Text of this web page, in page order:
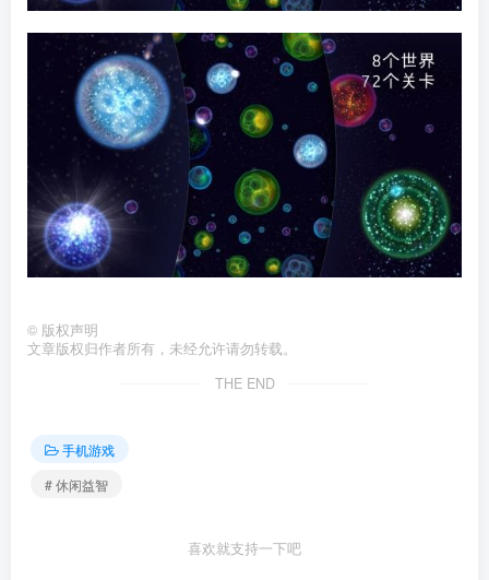
© 版权声明
文章版权归作者所有，未经允许请勿转载。
THE END
手机游戏
# 休闲益智
喜欢就支持一下吧